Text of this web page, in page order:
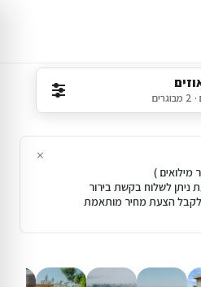
מילואים )
ניתן לשלוח בקשת בירור
לקבל הצעת מחיר מותאמת
×